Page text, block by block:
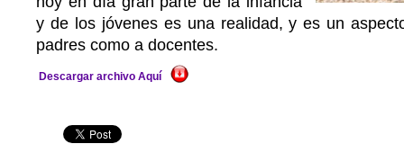
y de los jóvenes es una realidad, y es un
padres como a docentes.
Descargar archivo Aquí